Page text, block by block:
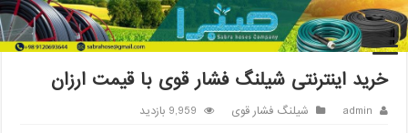
خانه / شیلنگ فشار قوی / خرید اینترنتی شیلنگ فشار قوی با قیمت ارزان
خرید اینترنتی شیلنگ فشار قوی با قیمت ارزان
admin شیلنگ فشار قوی 9,959 بازدید